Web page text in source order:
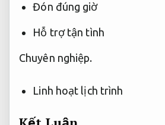
Đón đúng giờ
Hỗ trợ tận tình
Chuyên nghiệp.
Linh hoạt lịch trình